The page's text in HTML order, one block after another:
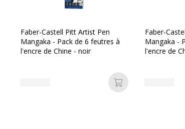
Faber-Castell Pitt Artist Pen
Mangaka - Pack de 6 feutres à
l'encre de Chine - noir
Ajouter au panier
Faber-
Mangaka -
l'encre de